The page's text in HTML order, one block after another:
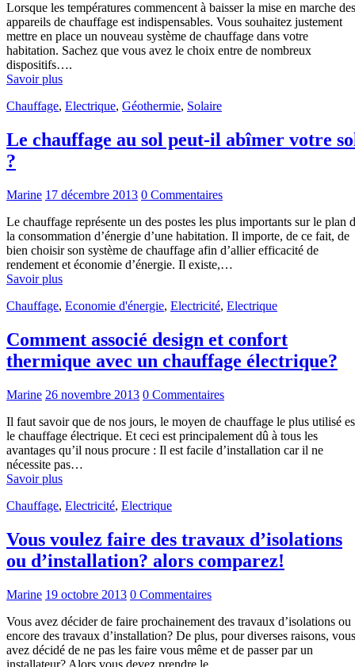
Lorsque les températures commencent à baisser la mise en marche des
appareils de chauffage est indispensables. Vous souhaitez justement
mettre en place un nouveau système de chauffage dans votre
habitation. Sachez que vous avez le choix entre de nombreux
dispositifs….
Savoir plus
Chauffage, Electrique, Géothermie, Solaire
Le chauffage au sol peut-il abîmer votre
?
Marine 17 décembre 2013 0 Commentaires
Le chauffage représente un des postes les plus importants sur le plan
la consommation d’énergie d’une habitation. Il importe, de ce fait, de
bien choisir son système de chauffage afin d’allier efficacité de
rendement et économie d’énergie. Il existe,…
Savoir plus
Chauffage, Economie d'énergie, Electricité, Electrique
Comment associé design et confort
thermique avec un chauffage électrique?
Marine 26 novembre 2013 0 Commentaires
Il faut savoir que de nos jours, le moyen de chauffage le plus utilisé
le chauffage électrique. Et ceci est principalement dû à tous les
avantages qu’il nous procure : Il est facile d’installation car il ne
nécessite pas…
Savoir plus
Chauffage, Electricité, Electrique
Vous voulez faire des travaux d’isolations
ou d’installation? alors comparez!
Marine 19 octobre 2013 0 Commentaires
Vous avez décider de faire prochainement des travaux d’isolations ou
encore des travaux d’installation? De plus, pour diverses raisons, vous
avez décidé de ne pas les faire vous même et de passer par un
installateur? Alors vous devez prendre le…